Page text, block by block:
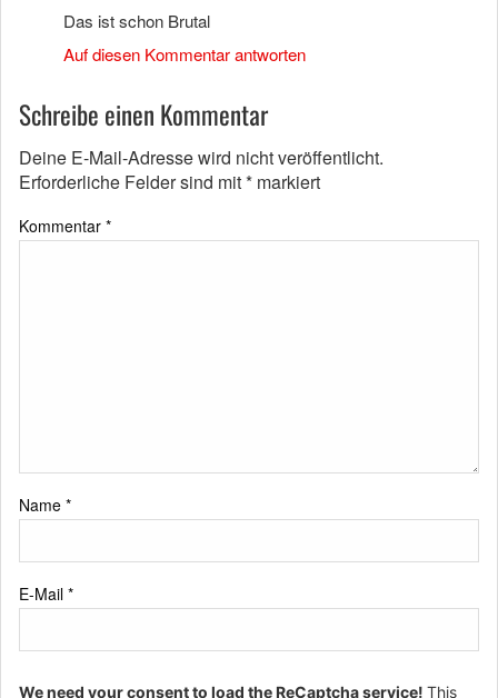
Das ist schon Brutal
Auf diesen Kommentar antworten
Schreibe einen Kommentar
Deine E-Mail-Adresse wird nicht veröffentlicht.
Erforderliche Felder sind mit* markiert
Kommentar *
Name *
E-Mail *
We need your consent to load the ReCaptcha service! This